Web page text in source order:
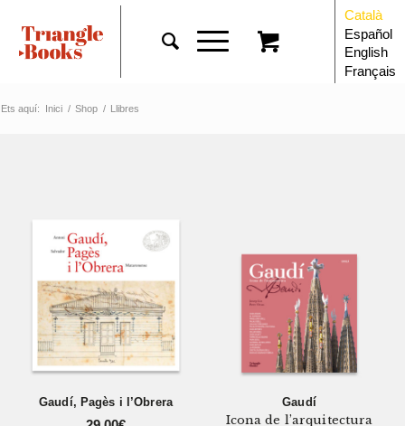
Català
Español
English
Français
Ets aquí: Inici / Shop / Llibres
Gaudí, Pagès i l’Obrera Gaudí
Icona de l’arquitectura